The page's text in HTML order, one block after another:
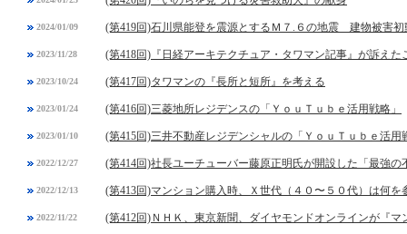
2024/01/09 (第419回)石川県能登を震源とするＭ７.６の地震 建物被害初
2023/11/28 (第418回)『日経アーキテクチュア・タワマン記事』が訴えた
2023/10/24 (第417回)タワマンの『長所と短所』を考える
2023/01/24 (第416回)三菱地所レジデンスの「ＹｏｕＴｕｂｅ活用戦略」
2023/01/10 (第415回)三井不動産レジデンシャルの「ＹｏｕＴｕｂｅ活用
2022/12/27 (第414回)社長ユーチューバー藤原正明氏が開設した「最強の
2022/12/13 (第413回)マンション購入時、Ｘ世代（４０〜５０代）は何を
2022/11/22 (第412回)ＮＨＫ、東京新聞、ダイヤモンドオンラインが『マ